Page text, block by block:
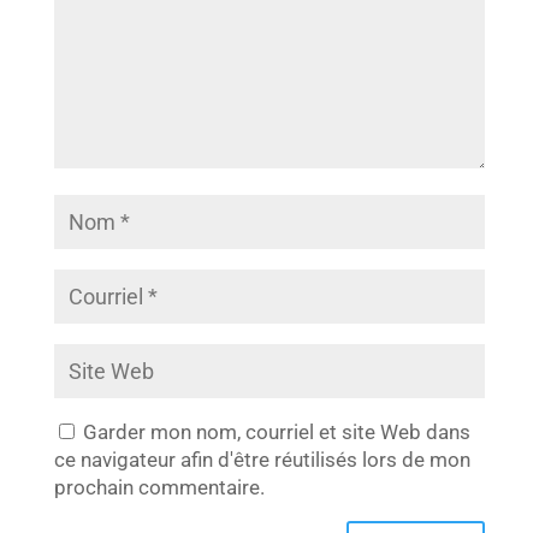
Garder mon nom, courriel et site Web dans
ce navigateur afin d'être réutilisés lors de mon
prochain commentaire.